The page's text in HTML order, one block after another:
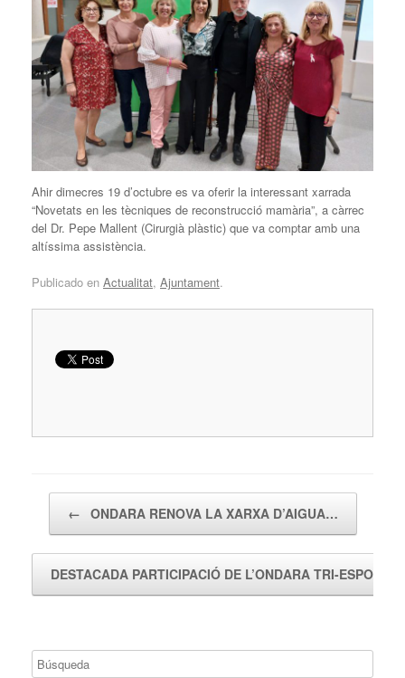
Ahir dimecres 19 d’octubre es va oferir la interessant xarrada
“Novetats en les tècniques de reconstrucció mamària”, a càrrec
del Dr. Pepe Mallent (Cirurgià plàstic) que va comptar amb una
altíssima assistència.
Publicado en Actualitat, Ajuntament.
← ONDARA RENOVA LA XARXA D’AIGUA…
DESTACADA PARTICIPACIÓ DE L’ONDARA TRI-